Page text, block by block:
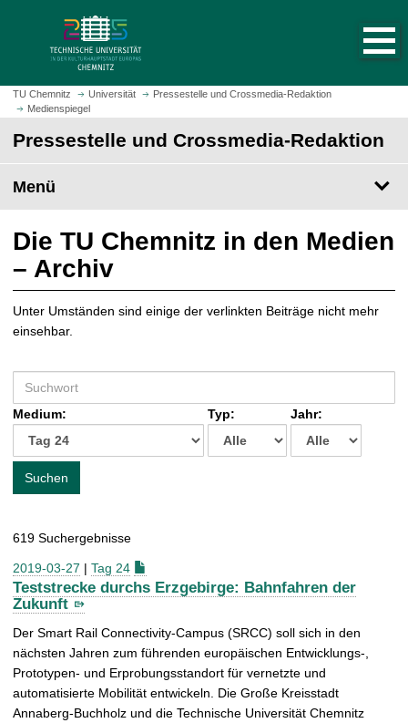
m
H
t
s
i
e
a
u
f
r
u
f
e
TU Chemnitz Universität
Pressestelle und Crossmedia-Redaktion
Medienspiegel
Pressestelle und Crossmedia-Redaktion
Menü
Die TU Chemnitz in den Medien
– Archiv
Unter Umständen sind einige der verlinkten Beiträge nicht mehr
einsehbar.
u
c
e
h
:
Medium: Typ: Jahr:
Suchen
619 Suchergebnisse
2019-03-27 | Tag 24
Teststrecke durchs Erzgebirge: Bahnfahren der
Zukunft
Der Smart Rail Connectivity-Campus (SRCC) soll sich in den
nächsten Jahren zum führenden europäischen Entwicklungs-,
Prototypen- und Erprobungsstandort für vernetzte und
automatisierte Mobilität entwickeln. Die Große Kreisstadt
Annaberg-Buchholz und die Technische Universität Chemnitz